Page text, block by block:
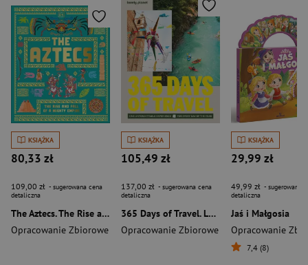
KSIĄŻKA
80,33 zł
109,00 zł - sugerowana cena
detaliczna
The Aztecs. The Rise and Fall of a Mighty Empire
Opracowanie Zbiorowe
KSIĄŻKA
105,49 zł
137,00 zł - sugerowana cena
detaliczna
365 Days of Travel. Lonely Planet
Opracowanie Zbiorowe
KSIĄŻKA
29,99 zł
49,99 zł - sugerowana
detaliczna
Jaś i Małgosia
Opracowanie
7,4 (8)